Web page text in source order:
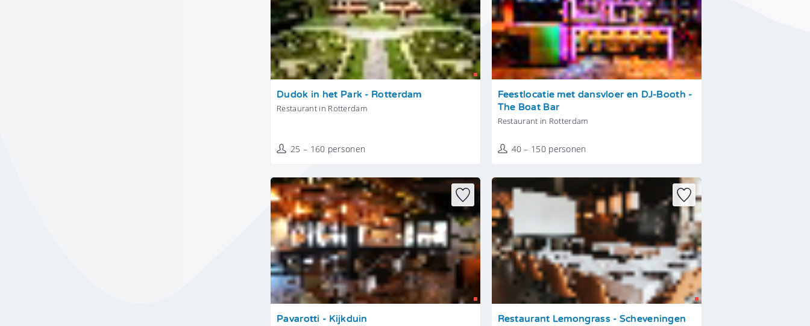
Tonen
Dudok in het Park - Rotterdam
Restaurant in Rotterdam
25 – 160 personen
Tonen
Feestlocatie met dansvloer en DJ-Booth -
The Boat Bar
Restaurant in Rotterdam
40 – 150 personen
Tonen
Pavarotti - Kijkduin
Tonen
Restaurant Lemongrass - Scheveningen